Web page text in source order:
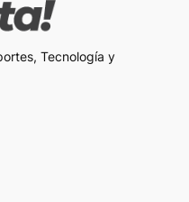
Tecnología y